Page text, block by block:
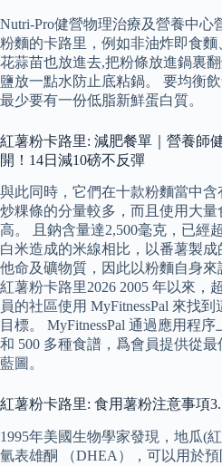
Nutri-Pro健營物理治療及營養中心
粉麵的卡路里，例如非油炸即食
花蒜苗也放進去,把粉條放進鍋裏
鹽放一點水防止底粘鍋。 要均衡
最少要有一份低脂新鮮蛋白質。
紅薯粉卡路里: 減肥餐單｜營養師
開！14日減10磅不反彈
與此同時，它們在十款粉麵當中
炒粿條的分量較多，而且使用大
高。 且鈉含量達2,500毫克，已經
白米造成的米線相比，以番薯製
他命及礦物質，因此以粉麵自身
紅薯粉卡路里2026 2005 年以來，
員的社區使用 MyFitnessPal 來找
目標。 MyFitnessPal 通過應用程
和 500 多種食譜，爲會員提供從
藍圖。
紅薯粉卡路里: 食用薯粉注意事項
1995年美國生物學家發現，地瓜(
氫表雄酮 （DHEA），可以用於